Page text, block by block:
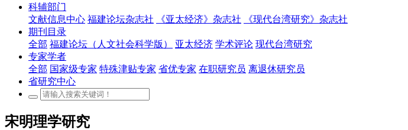
科辅部门
文献信息中心 福建论坛杂志社 《亚太经济》杂志社
《现代台湾研究》杂志社
期刊目录
全部 福建论坛（人文社会科学版） 亚太经济 学术评论 现代台湾研究
专家学者
全部 国家级专家 特殊津贴专家 省优专家 在职研究员 离退休研究员
省研究中心
宋明理学研究